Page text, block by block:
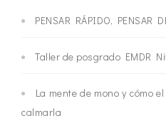
PENSAR RÁPIDO, PENSAR
Taller de posgrado EMDR
La mente de mono y cómo
calmarla